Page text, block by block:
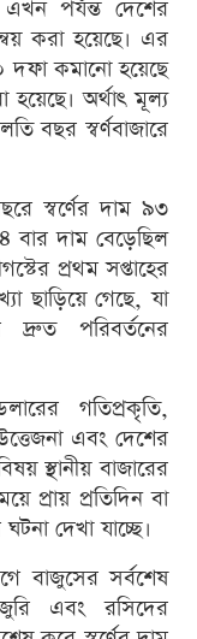
পর্যন্ত দেশের
করা হয়েছে। এর
দফা কমানো হয়েছে
অর্থাৎ মূল্য
বছর স্বর্ণবাজারে
স্বর্ণের দাম ৯৩
বার দাম বেড়েছিল
প্রথম সপ্তাহের
ছাড়িয়ে গেছে, যা
দ্রুত পরিবর্তনের
গতিপ্রকৃতি,
এবং দেশের
স্থানীয় বাজারের
প্রায় প্রতিদিন বা
দেখা যাচ্ছে।
বাজুসের সর্বশেষ
এবং রসিদের